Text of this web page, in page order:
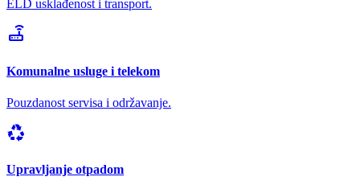
ELD usklađenost i transport.
router
Komunalne usluge i telekom
Pouzdanost servisa i održavanje.
recycling
Upravljanje otpadom